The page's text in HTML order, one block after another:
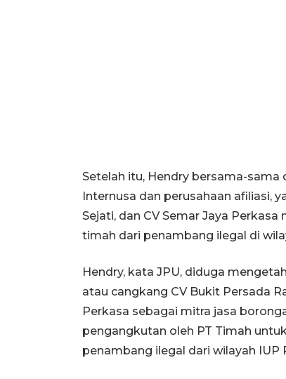
Setelah itu, Hendry bersama-sama
Internusa dan perusahaan afiliasi,
Sejati, dan CV Semar Jaya
timah dari penambang ilegal di
Hendry, kata JPU, diduga
atau cangkang CV Bukit Persada
Perkasa sebagai mitra jasa
pengangkutan oleh PT Timah
penambang ilegal dari wilayah IUP